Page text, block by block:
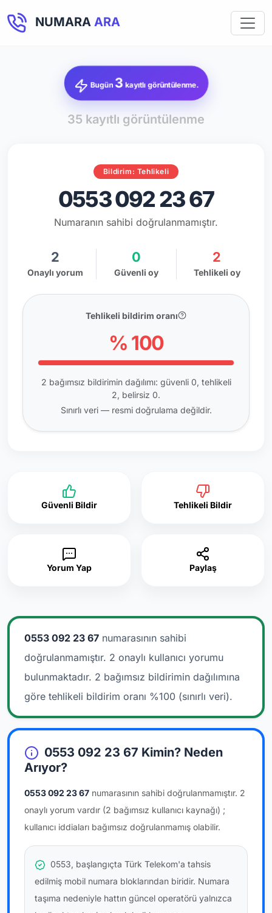
NUMARA ARA
Bugün 3kayıtlı görüntülenme.
35 kayıtlı görüntülenme
Bildirim: Tehlikeli
0553 092 23 67
Numaranın sahibi doğrulanmamıştır.
2
Onaylı yorum
0
Güvenli oy
2
Tehlikeli oy
Tehlikeli bildirim oranı
% 100
2 bağımsız bildirimin dağılımı: güvenli 0, tehlikeli
2, belirsiz 0.
Sınırlı veri — resmi doğrulama değildir.
Güvenli Bildir Tehlikeli Bildir
Yorum Yap Paylaş
0553 092 23 67 numarasının sahibi
doğrulanmamıştır. 2 onaylı kullanıcı yorumu
bulunmaktadır. 2 bağımsız bildirimin dağılımına
göre tehlikeli bildirim oranı %100 (sınırlı veri).
0553 092 23 67 Kimin? Neden
Arıyor?
0553 092 23 67 numarasının sahibi doğrulanmamıştır. 2
onaylı yorum vardır (2 bağımsız kullanıcı kaynağı) ;
kullanıcı iddiaları bağımsız doğrulanmamış olabilir.
0553, başlangıçta Türk Telekom'a tahsis
edilmiş mobil numara bloklarından biridir. Numara
taşıma nedeniyle hattın güncel operatörü yalnızca